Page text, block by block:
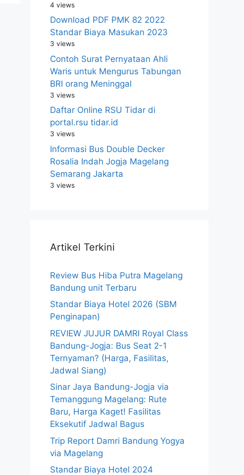
4 views
Download PDF PMK 82 2022
Standar Biaya Masukan 2023
3 views
Contoh Surat Pernyataan Ahli
Waris untuk Mengurus Tabungan
BRI orang Meninggal
3 views
Daftar Online RSU Tidar di
portal.rsu tidar.id
3 views
Informasi Bus Double Decker
Rosalia Indah Jogja Magelang
Semarang Jakarta
3 views
Artikel Terkini
Review Bus Hiba Putra Magelang
Bandung unit Terbaru
Standar Biaya Hotel 2026 (SBM
Penginapan)
REVIEW JUJUR DAMRI Royal Class
Bandung-Jogja: Bus Seat 2-1
Ternyaman? (Harga, Fasilitas,
Jadwal Siang)
Sinar Jaya Bandung-Jogja via
Temanggung Magelang: Rute
Baru, Harga Kaget! Fasilitas
Eksekutif Jadwal Bagus
Trip Report Damri Bandung Yogya
via Magelang
Standar Biaya Hotel 2024